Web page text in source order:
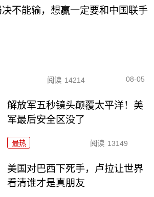
不能输，想赢一定要和中国联手
阅读 14214 08-05
解放军五秒镜头颠覆太平洋！美
军最后安全区没了
最热 阅读 13149
美国对巴西下死手，卢拉让世界
看清谁才是真朋友